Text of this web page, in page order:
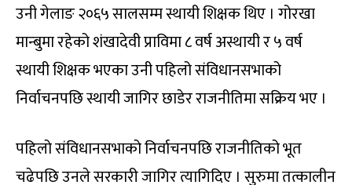
उनी गेलाङ २०६५ सालसम्म स्थायी शिक्षक थिए । गोरखा
मान्बुमा रहेको शंखादेवी प्राविमा ८ वर्ष अस्थायी र ५ वर्ष
स्थायी शिक्षक भएका उनी पहिलो संविधानसभाको
निर्वाचनपछि स्थायी जागिर छाडेर राजनीतिमा सक्रिय भए ।
पहिलो संविधानसभाको निर्वाचनपछि राजनीतिको भूत
चढेपछि उनले सरकारी जागिर त्यागिदिए । सुरुमा तत्कालीन